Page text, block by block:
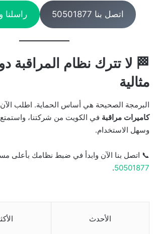
اتصل بنا 50501877
🏁 لا تترك نظام المراقبة
مثالية
البرمجة الصحيحة هي أساس الحماية. اطلب
كاميرات مراقبة في الكويت من شركتنا،
وسهل الاستخدام.
📞 اتصل بنا الآن وابدأ في ضبط نظامك بأعلى
50501877
.
الأحدث